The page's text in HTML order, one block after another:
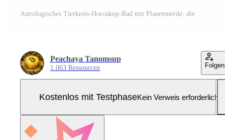
Astrologisches Tierkreis-Horoskop-Rad mit Planetenerde. die Kraft des Universums. Pro Foto
Peachaya Tanomsup
1.063 Ressourcen Folgen
Kostenlos mit TestphaseKein Verweis erforderlich